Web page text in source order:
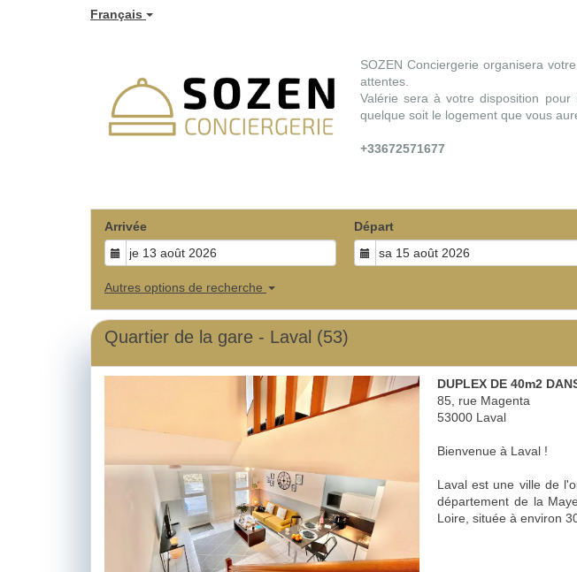
Français
SOZEN Conciergerie organisera
attentes.
Valérie sera à votre disposition
quelque soit le logement que vous
+33672571677
Arrivée Départ
Autres options de recherche
Quartier de la gare - Laval (53)
DUPLEX DE 40m2
85, rue Magenta
53000 Laval
Bienvenue à Laval !
Laval est une ville de
département de la
Loire, située à environ